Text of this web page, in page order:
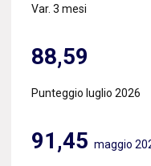
Var. 3 mesi
88,59
Punteggio luglio 2026
91,45 maggio